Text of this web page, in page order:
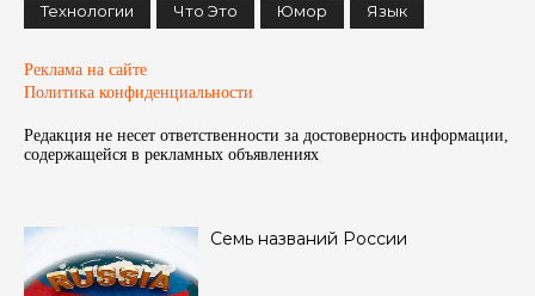
Технологии Что Это Юмор Язык
Реклама на сайте
Политика конфиденциальности
Редакция не несет ответственности за достоверность информации,
содержащейся в рекламных объявленияx
Семь названий России